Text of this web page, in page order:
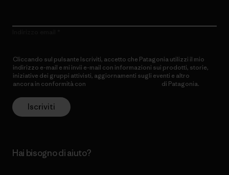
Cliccando sul pulsante Iscriviti, accetto che Patagonia utilizzi il mio
indirizzo e-mail e mi invii e-mail con informazioni sui prodotti, storie,
iniziative dei gruppi attivisti, aggiornamenti sugli eventi e altro
ancora in conformità con
di Patagonia.
Iscriviti
Hai bisogno di aiuto?